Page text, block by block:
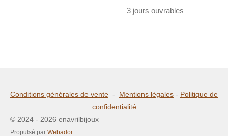
3 jours ouvrables
Conditions générales de vente - Mentions légales - Politique de
confidentialité
© 2024 - 2026 enavrilbijoux
Propulsé par Webador